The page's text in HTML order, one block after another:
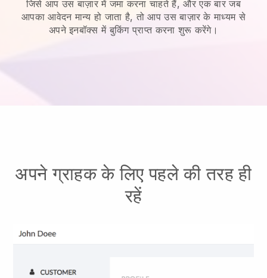
जिसे आप उस बाज़ार में जमा करना चाहते हैं, और एक बार जब
आपका आवेदन मान्य हो जाता है, तो आप उस बाज़ार के माध्यम से
अपने इनबॉक्स में बुकिंग प्राप्त करना शुरू करेंगे।
अपने ग्राहक के लिए पहले की तरह ही
रहें